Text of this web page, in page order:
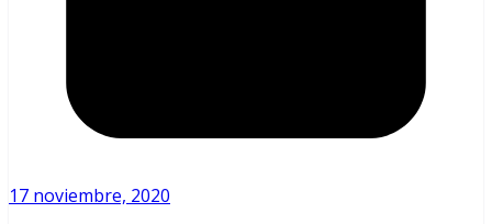
17 noviembre, 2020